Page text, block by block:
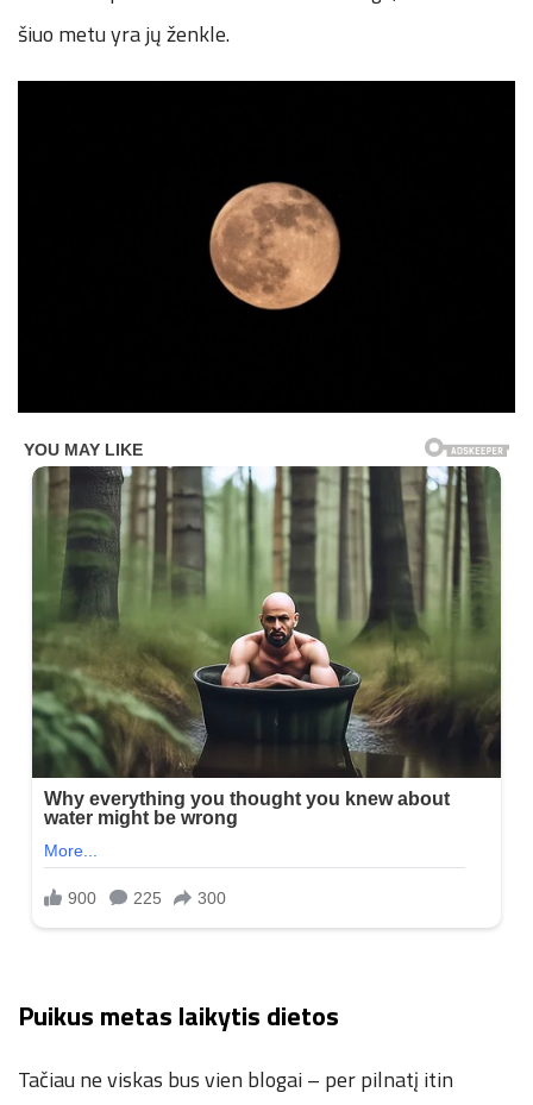
šiuo metu yra jų ženkle.
Puikus metas laikytis dietos
Tačiau ne viskas bus vien blogai – per pilnatį itin